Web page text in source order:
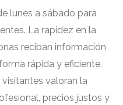
lunes a sábado para
La rapidez en la
reciban información
rápida y eficiente.
valoran la
precios justos y